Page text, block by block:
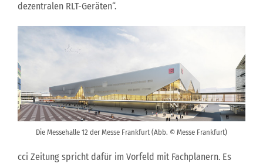
dezentralen RLT-Geräten“.
Die Messehalle 12 der Messe Frankfurt (Abb. © Messe Frankfurt)
cci Zeitung spricht dafür im Vorfeld mit Fachplanern. Es